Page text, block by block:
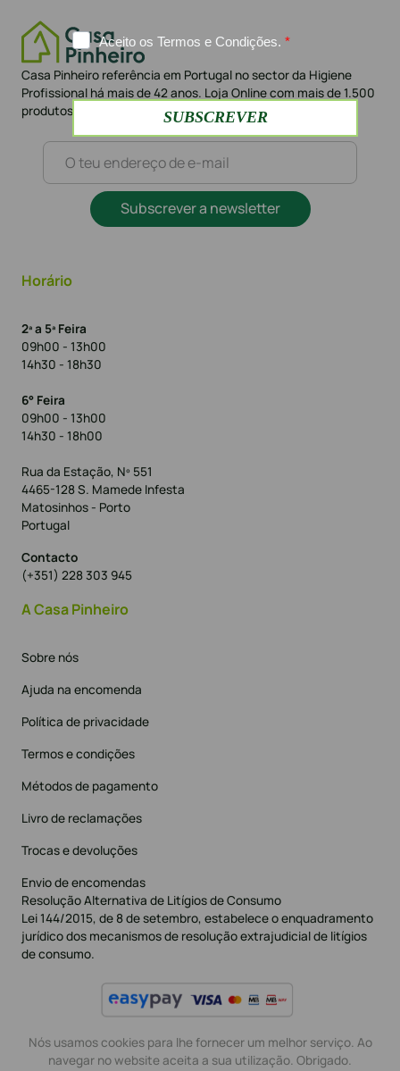
Casa Pinheiro referência em Portugal no sector da Higiene
Profissional há mais de 42 anos. Loja Online com mais de 1.500
produtos e mais de 10.000 clientes
Subscrever a newsletter
Horário
2ª a 5ª Feira
09h00 - 13h00
14h30 - 18h30
6° Feira
09h00 - 13h00
14h30 - 18h00
Rua da Estação, Nº 551
4465-128 S. Mamede Infesta
Matosinhos - Porto
Portugal
Contacto
(+351) 228 303 945
A Casa Pinheiro
Sobre nós
Ajuda na encomenda
Política de privacidade
Termos e condições
Métodos de pagamento
Livro de reclamações
Trocas e devoluções
Envio de encomendas
Resolução Alternativa de Litígios de Consumo
Lei 144/2015, de 8 de setembro, estabelece o enquadramento
jurídico dos mecanismos de resolução extrajudicial de litígios
de consumo.
Nós usamos cookies para lhe fornecer um melhor serviço. Ao
navegar no website aceita a sua utilização. Obrigado.